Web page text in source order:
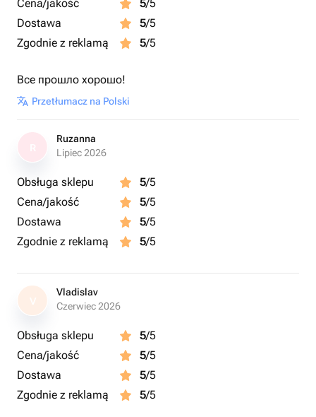
Cena/jakość 5/5
Dostawa
5/5
Zgodnie z reklamą
5/5
Все прошло хорошо!
Przetłumacz na Polski
Ruzanna
Lipiec 2026
Obsługa sklepu 5/5
Cena/jakość
5/5
Dostawa
5/5
Zgodnie z reklamą
5/5
V
Vladislav
Czerwiec 2026
Obsługa sklepu 5/5
Cena/jakość
5/5
Dostawa
5/5
Zgodnie z reklamą
5/5